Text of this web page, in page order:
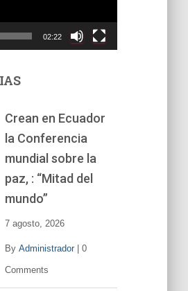
02:22
Crean en Ecuador
la Conferencia
mundial sobre la
paz, : “Mitad del
mundo”
7 agosto, 2026
By Administrador| 0
Comments